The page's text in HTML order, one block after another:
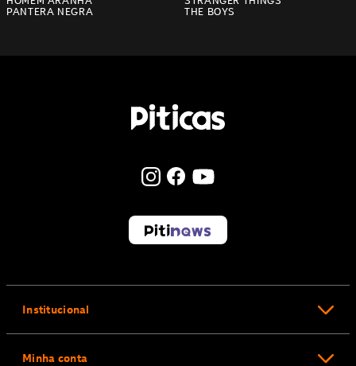
PANTERA NEGRA
THE BOYS
Institucional
Minha conta